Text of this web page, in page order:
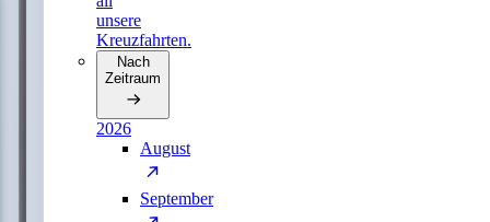
unsere
Kreuzfahrten.
Nach
Zeitraum
2026
August
September